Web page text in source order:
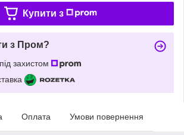
Купити з
з Пром?
захистом
Оплата Умови повернення